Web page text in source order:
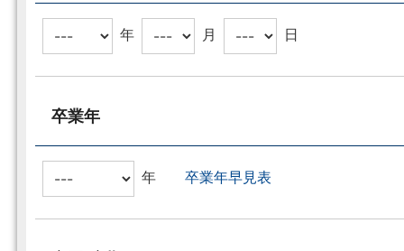
年 月 日
卒業年
年卒業年早見表